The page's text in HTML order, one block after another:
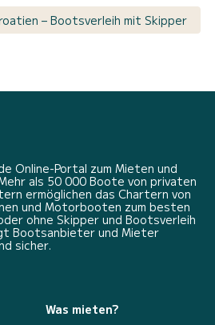
– Bootsverleih mit Skipper
Online-Portal zum Mieten und
als 50 000 Boote von privaten
ermöglichen das Chartern von
und Motorbooten zum besten
ohne Skipper und Bootsverleih
Bootsanbieter und Mieter
sicher.
Was mieten?